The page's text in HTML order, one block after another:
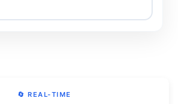
🔄 REAL-TIME